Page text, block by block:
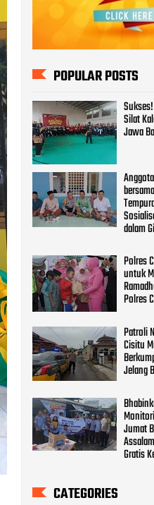
POPULAR POSTS
Silat
Jawa
dalam
Polres
untuk
Polres
Patroli
Cisitu
Jelang
Jumat
Gratis
CATEGORIES